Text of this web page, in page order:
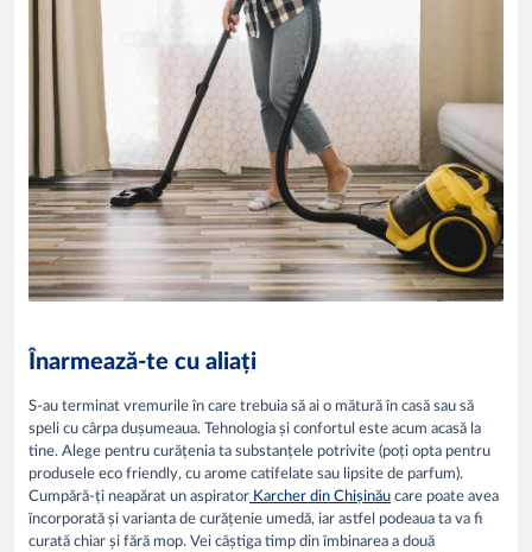
Înarmează-te cu aliați
S-au terminat vremurile în care trebuia să ai o mătură în casă sau să
speli cu cârpa dușumeaua. Tehnologia și confortul este acum acasă la
tine. Alege pentru curățenia ta substanțele potrivite (poți opta pentru
produsele eco friendly, cu arome catifelate sau lipsite de parfum).
Cumpără-ți neapărat un aspirator Karcher din Chișinău care poate avea
încorporată și varianta de curățenie umedă, iar astfel podeaua ta va fi
curată chiar și fără mop. Vei câștiga timp din îmbinarea a două